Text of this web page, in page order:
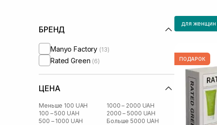
БРЕНД
Manyo Factory (13)
Rated Green (6)
ЦЕНА
Меньше 100 UAH
100 – 500 UAH
500 – 1000 UAH
1000 – 2000 UAH
2000 – 5000 UAH
Больше 5000 UAH
для женщин
ПОДАРОК